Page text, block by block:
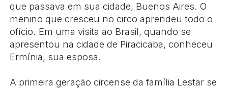
que passava em sua cidade, Buenos Aires. O
menino que cresceu no circo aprendeu todo o
ofício. Em uma visita ao Brasil, quando se
apresentou na cidade de Piracicaba, conheceu
Ermínia, sua esposa.
A primeira geração circense da família Lestar se